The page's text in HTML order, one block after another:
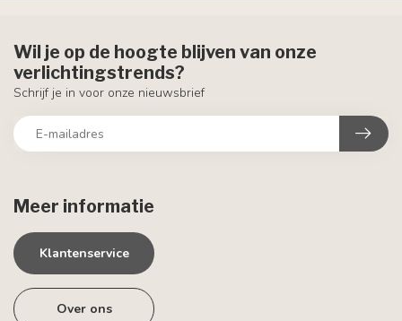
Meer informatie
Klantenservice
Over ons
Wil je op de hoogte blijven van onze
verlichtingstrends?
Schrijf je in voor onze nieuwsbrief